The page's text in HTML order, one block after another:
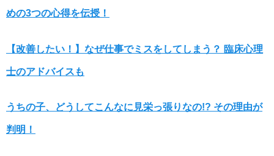
めの3つの心得を伝授！
【改善したい！】なぜ仕事でミスをしてしまう？ 臨床心理
士のアドバイスも
うちの子、どうしてこんなに見栄っ張りなの!? その理由が
判明！